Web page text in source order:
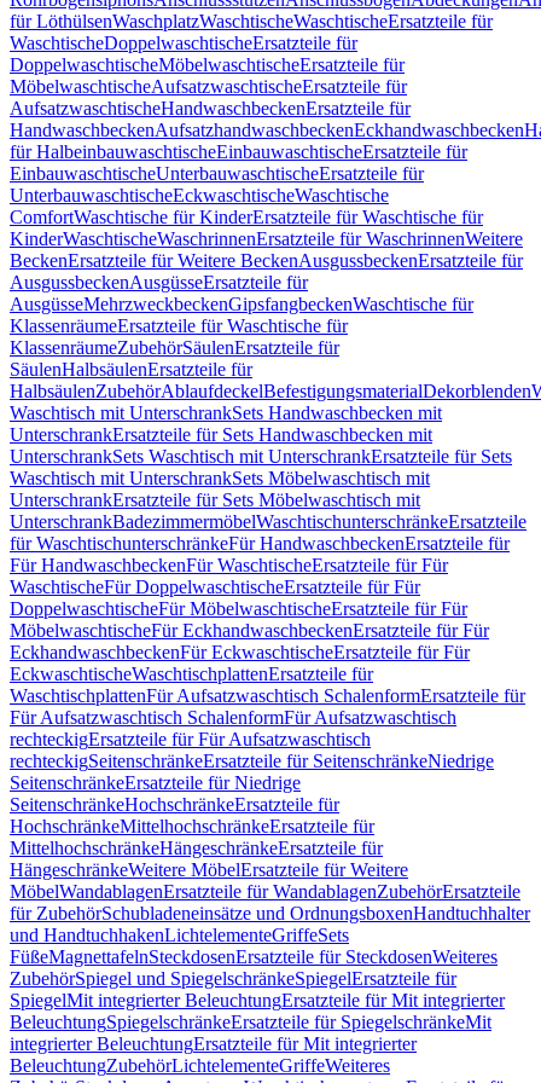
für LöthülsenWaschplatzWaschtischeWaschtischeErsatzteile für
WaschtischeDoppelwaschtischeErsatzteile für
DoppelwaschtischeMöbelwaschtischeErsatzteile für
MöbelwaschtischeAufsatzwaschtischeErsatzteile für
AufsatzwaschtischeHandwaschbeckenErsatzteile für
HandwaschbeckenAufsatzhandwaschbeckenEckhandwaschbecken
für HalbeinbauwaschtischeEinbauwaschtischeErsatzteile für
EinbauwaschtischeUnterbauwaschtischeErsatzteile für
UnterbauwaschtischeEckwaschtischeWaschtische
ComfortWaschtische für KinderErsatzteile für Waschtische für
KinderWaschtischeWaschrinnenErsatzteile für WaschrinnenWeitere
BeckenErsatzteile für Weitere BeckenAusgussbeckenErsatzteile für
AusgussbeckenAusgüsseErsatzteile für
AusgüsseMehrzweckbeckenGipsfangbeckenWaschtische für
KlassenräumeErsatzteile für Waschtische für
KlassenräumeZubehörSäulenErsatzteile für
SäulenHalbsäulenErsatzteile für
HalbsäulenZubehörAblaufdeckelBefestigungsmaterialDekorblenden
Waschtisch mit UnterschrankSets Handwaschbecken mit
UnterschrankErsatzteile für Sets Handwaschbecken mit
UnterschrankSets Waschtisch mit UnterschrankErsatzteile für Sets
Waschtisch mit UnterschrankSets Möbelwaschtisch mit
UnterschrankErsatzteile für Sets Möbelwaschtisch mit
UnterschrankBadezimmermöbelWaschtischunterschränkeErsatzteile
für WaschtischunterschränkeFür HandwaschbeckenErsatzteile für
Für HandwaschbeckenFür WaschtischeErsatzteile für Für
WaschtischeFür DoppelwaschtischeErsatzteile für Für
DoppelwaschtischeFür MöbelwaschtischeErsatzteile für Für
MöbelwaschtischeFür EckhandwaschbeckenErsatzteile für Für
EckhandwaschbeckenFür EckwaschtischeErsatzteile für Für
EckwaschtischeWaschtischplattenErsatzteile für
WaschtischplattenFür Aufsatzwaschtisch SchalenformErsatzteile für
Für Aufsatzwaschtisch SchalenformFür Aufsatzwaschtisch
rechteckigErsatzteile für Für Aufsatzwaschtisch
rechteckigSeitenschränkeErsatzteile für SeitenschränkeNiedrige
SeitenschränkeErsatzteile für Niedrige
SeitenschränkeHochschränkeErsatzteile für
HochschränkeMittelhochschränkeErsatzteile für
MittelhochschränkeHängeschränkeErsatzteile für
HängeschränkeWeitere MöbelErsatzteile für Weitere
MöbelWandablagenErsatzteile für WandablagenZubehörErsatzteile
für ZubehörSchubladeneinsätze und OrdnungsboxenHandtuchhalter
und HandtuchhakenLichtelementeGriffeSets
FüßeMagnettafelnSteckdosenErsatzteile für SteckdosenWeiteres
ZubehörSpiegel und SpiegelschränkeSpiegelErsatzteile für
SpiegelMit integrierter BeleuchtungErsatzteile für Mit integrierter
BeleuchtungSpiegelschränkeErsatzteile für SpiegelschränkeMit
integrierter BeleuchtungErsatzteile für Mit integrierter
BeleuchtungZubehörLichtelementeGriffeWeiteres